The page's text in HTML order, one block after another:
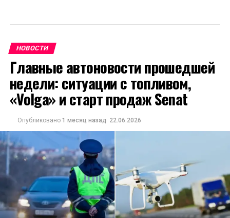
НОВОСТИ
Главные автоновости прошедшей
недели: ситуации с топливом,
«Volga» и старт продаж Senat
Опубликовано 1 месяц назад 22.06.2026